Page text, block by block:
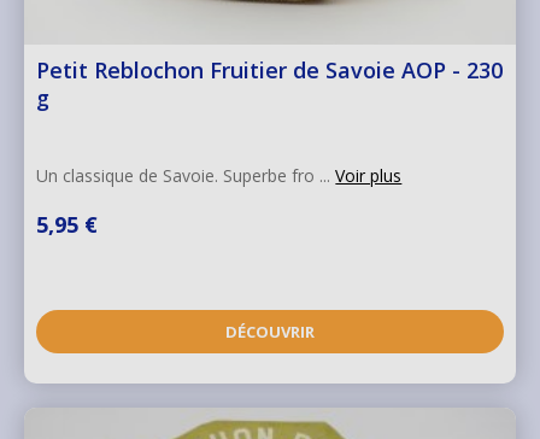
Petit Reblochon Fruitier de Savoie AOP - 230
g
Un classique de Savoie. Superbe fro ...Voir plus
5,95 €
DÉCOUVRIR